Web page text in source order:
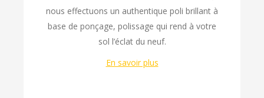
nous effectuons un authentique poli brillant à
base de ponçage, polissage qui rend à votre
sol l’éclat du neuf.
En savoir plus